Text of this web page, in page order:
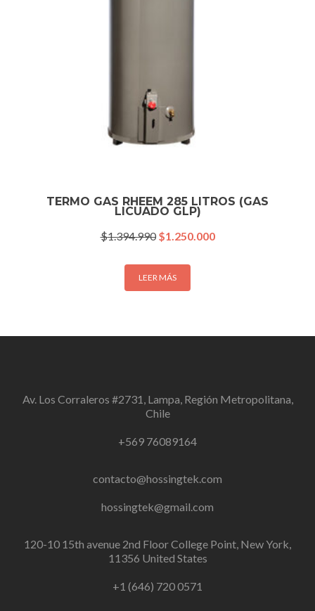
TERMO GAS RHEEM 285 LITROS (GAS
LICUADO GLP)
$1.394.990 El
original
era:
$1.394.990.
$1.250.000El
LEER MÁS
Av. Los Corraleros #2731, Lampa, Región Metropolitana,
Chile
+569 76089164
contacto@hossingtek.com
hossingtek@gmail.com
120-10 15th avenue 2nd Floor College Point, New York,
11356 United States
+1 (646) 720 0571